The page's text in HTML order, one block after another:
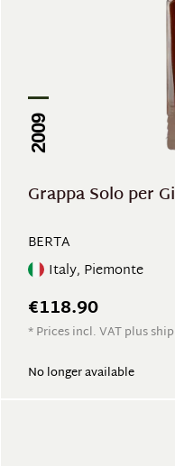
2009
Grappa Solo per
BERTA
Italy, Piemonte
€118.90
* Prices incl. VAT plus
No longer available